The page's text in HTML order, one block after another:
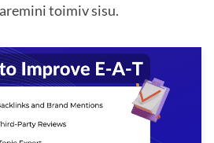
toimiv sisu.